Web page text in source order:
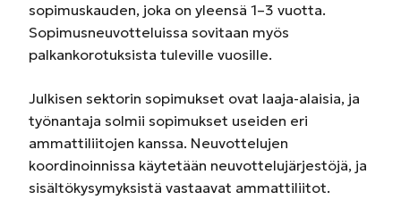
sopimuskauden, joka on yleensä 1–3 vuotta.
Sopimusneuvotteluissa sovitaan myös
palkankorotuksista tuleville vuosille.
Julkisen sektorin sopimukset ovat laaja-alaisia, ja
työnantaja solmii sopimukset useiden eri
ammattiliitojen kanssa. Neuvottelujen
koordinoinnissa käytetään neuvottelujärjestöjä, ja
sisältökysymyksistä vastaavat ammattiliitot.